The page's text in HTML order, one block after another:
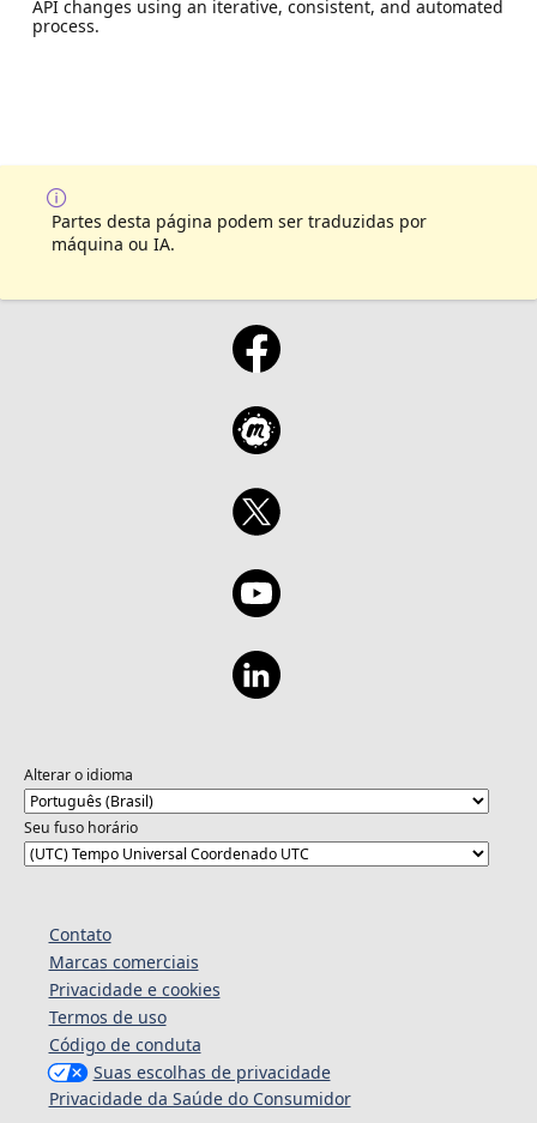
API changes using an iterative, consistent, and automated
process.
Partes desta página podem ser traduzidas por
máquina ou IA.
Alterar o idioma
Seu fuso horário
Contato
Marcas comerciais
Privacidade e cookies
Termos de uso
Código de conduta
Suas escolhas de privacidade
Privacidade da Saúde do Consumidor